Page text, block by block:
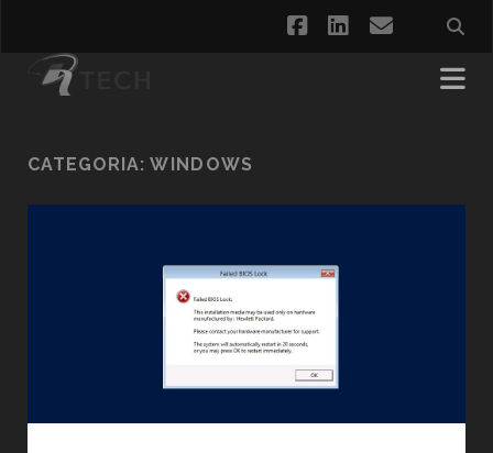
facebook
linkedinemail
CATEGORIA:WINDOWS